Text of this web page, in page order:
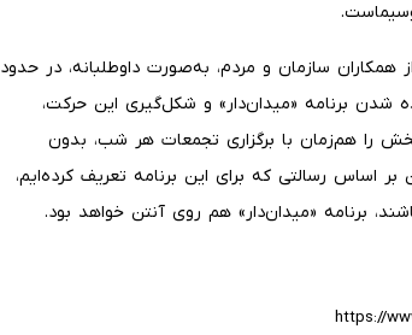
کرد: حدود ۸۰ نفر و حتی شاید بیش از ۹۰ نفر از همکاران سازمان و مردم، به‌صورت داوطلبانه، در حدود
شدن برنامه «میدان‌دار» و شکل‌گیری این حرکت،
را هم‌زمان با برگزاری تجمعات هر شب، بدون
بر اساس رسالتی که برای این برنامه تعریف کرده‌ایم،
برنامه «میدان‌دار» هم روی آنتن خواهد بود.